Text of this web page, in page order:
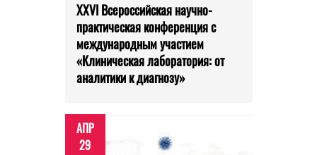
XXVI Всероссийская научно-
практическая конференция с
международным участием
«Клиническая лаборатория: от
аналитики к диагнозу»
АПР
29